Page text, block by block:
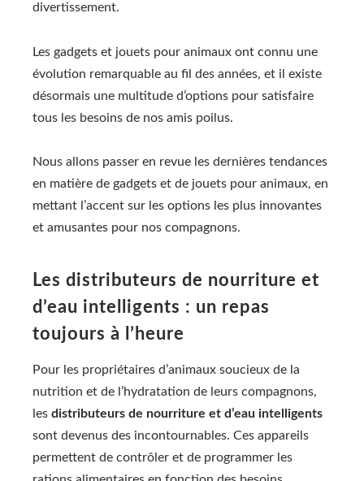
divertissement.
Les gadgets et jouets pour animaux ont connu une
évolution remarquable au fil des années, et il existe
désormais une multitude d’options pour satisfaire
tous les besoins de nos amis poilus.
Nous allons passer en revue les dernières tendances
en matière de gadgets et de jouets pour animaux, en
mettant l’accent sur les options les plus innovantes
et amusantes pour nos compagnons.
Les distributeurs de nourriture et
d’eau intelligents : un repas
toujours à l’heure
Pour les propriétaires d’animaux soucieux de la
nutrition et de l’hydratation de leurs compagnons,
les distributeurs de nourriture et d’eau intelligents
sont devenus des incontournables. Ces appareils
permettent de contrôler et de programmer les